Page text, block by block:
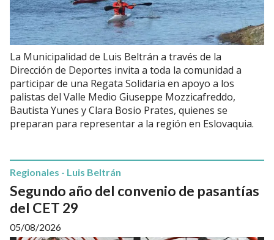
La Municipalidad de Luis Beltrán a través de la
Dirección de Deportes invita a toda la comunidad a
participar de una Regata Solidaria en apoyo a los
palistas del Valle Medio Giuseppe Mozzicafreddo,
Bautista Yunes y Clara Bosio Prates, quienes se
preparan para representar a la región en Eslovaquia.
Segundo año del convenio de pasantías
del CET 29
Regionales - Luis Beltrán
05/08/2026